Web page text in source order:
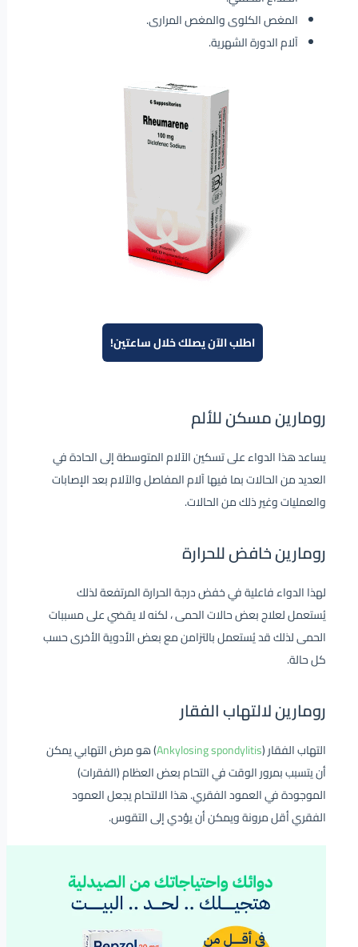
المغص الكلوى والمغص المرارى.
آلام الدورة الشهرية.
اطلب الآن يصلك خلال ساعتين!
رومارين مسكن للألم
يساعد هذا الدواء على تسكين الآلام المتوسطة إلى الحادة في
العديد من الحالات بما فيها آلام المفاصل والآلام بعد الإصابات
والعمليات وغير ذلك من الحالات.
رومارين خافض للحرارة
لهذا الدواء فاعلية في خفض درجة الحرارة المرتفعة لذلك
يُستعمل لعلاج بعض حالات الحمى ، لكنه لا يقضي على مسببات
الحمى لذلك قد يُستعمل بالتزامن مع بعض الأدوية الأخرى حسب
كل حالة.
رومارين لالتهاب الفقار
التهاب الفقار (Ankylosing spondylitis) هو مرض التهابي يمكن
أن يتسبب بمرور الوقت في التحام بعض العظام (الفقرات)
الموجودة في العمود الفقري. هذا الالتحام يجعل العمود
الفقري أقل مرونة ويمكن أن يؤدي إلى التقوس.